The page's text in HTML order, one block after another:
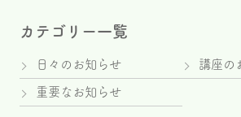
カテゴリー一覧
日々のお知らせ 講座の
重要なお知らせ